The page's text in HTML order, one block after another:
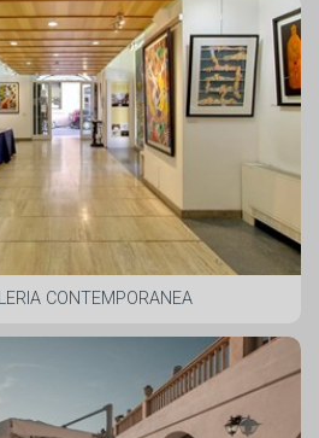
CONTEMPORANEA